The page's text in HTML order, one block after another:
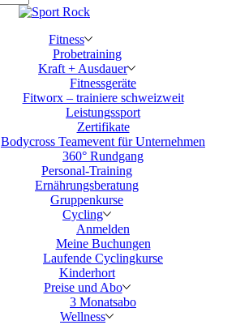
Fitness
Probetraining
Kraft + Ausdauer
Fitnessgeräte
Fitworx – trainiere schweizweit
Leistungssport
Zertifikate
Bodycross Teamevent für Unternehmen
360° Rundgang
Personal-Training
Ernährungsberatung
Gruppenkurse
Cycling
Anmelden
Meine Buchungen
Laufende Cyclingkurse
Kinderhort
Preise und Abo
3 Monatsabo
Wellness